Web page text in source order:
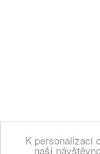
K personalizaci
naší